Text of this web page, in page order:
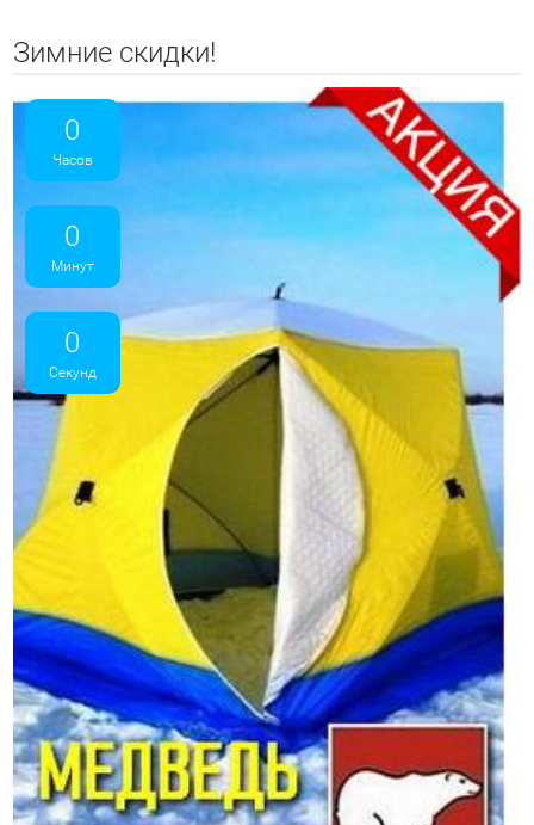
Зимние скидки!
0
Часов
0
Минут
0
Секунд